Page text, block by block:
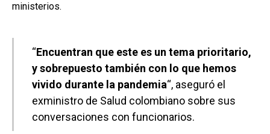
ministerios.
“Encuentran que este es un tema prioritario,
y sobrepuesto también con lo que hemos
vivido durante la pandemia“, aseguró el
exministro de Salud colombiano sobre sus
conversaciones con funcionarios.